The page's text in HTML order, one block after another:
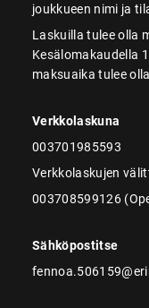
joukkueen nimi ja
Laskuilla tulee olla
Kesälomakaudella
maksuaika tulee
Verkkolaskuna
003701985593
Verkkolaskujen
003708599126
Sähköpostitse